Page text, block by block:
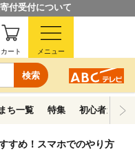
付受付について
検索
カート メニュー
まち一覧 特集
初心者ガイド
すめ！スマホでのやり方